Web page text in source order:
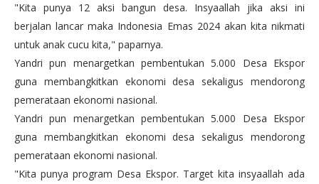
"Kita punya 12 aksi bangun desa. Insyaallah jika aksi ini
berjalan lancar maka Indonesia Emas 2024 akan kita nikmati
untuk anak cucu kita," paparnya.
Yandri pun menargetkan pembentukan 5.000 Desa Ekspor
guna membangkitkan ekonomi desa sekaligus mendorong
pemerataan ekonomi nasional.
Yandri pun menargetkan pembentukan 5.000 Desa Ekspor
guna membangkitkan ekonomi desa sekaligus mendorong
pemerataan ekonomi nasional.
"Kita punya program Desa Ekspor. Target kita insyaallah ada